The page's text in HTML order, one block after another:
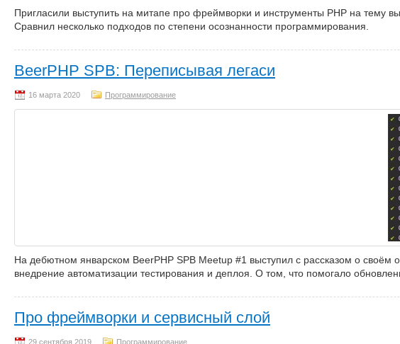
Пригласили выступить на митапе про фреймворки и инструменты PHP на тему
Сравнил несколько подходов по степени осознанности программирования.
BeerPHP SPB: Переписывая легаси
Программирование
На дебютном январском BeerPHP SPB Meetup #1 выступил с рассказом о
внедрение автоматизации тестирования и деплоя. О том, что помогало
Про фреймворки и сервисный слой
Программирование